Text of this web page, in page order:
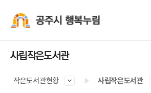
사립작은도서관
작은도서관현황 사립작은도서관